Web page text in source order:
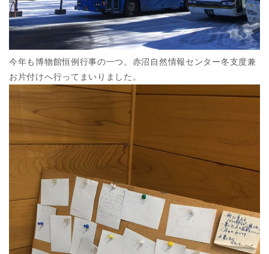
今年も博物館恒例行事の一つ。赤沼自然情報センター冬支度兼
お片付けへ行ってまいりました。